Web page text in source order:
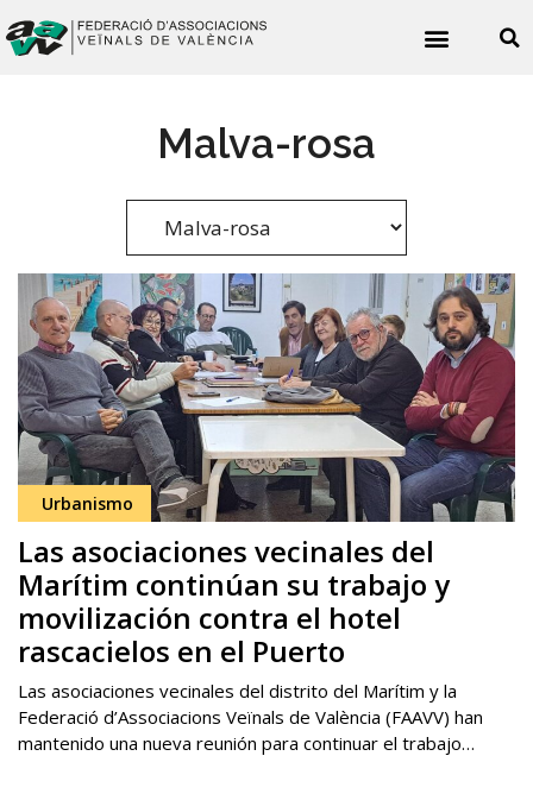
Malva-rosa
Urbanismo
Las asociaciones vecinales del
Marítim continúan su trabajo y
movilización contra el hotel
rascacielos en el Puerto
Las asociaciones vecinales del distrito del Marítim y la
Federació d’Associacions Veïnals de València (FAAVV) han
mantenido una nueva reunión para continuar el trabajo…